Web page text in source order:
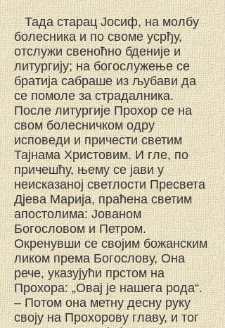
Тада старац Јосиф, на молбу
болесника и по своме усрђу,
отслужи свеноћно бденије и
литургију; на богослужење се
братија сабраше из љубави да
се помоле за страдалника.
После литургије Прохор се на
свом болесничком одру
исповеди и причести светим
Тајнама Христовим. И гле, по
причешћу, њему се јави у
неисказаној светлости Пресвета
Дјева Марија, праћена светим
апостолима: Јованом
Богословом и Петром.
Окренувши се својим божанским
ликом према Богослову, Она
рече, указујући прстом на
Прохора: „Овај је нашега рода“.
– Потом она метну десну руку
своју на Прохорову главу, и тог